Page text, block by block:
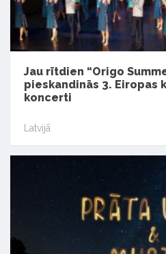
Jau rītdien “Origo
pieskandinās 3. Eiropas
koncerti
Latvijā